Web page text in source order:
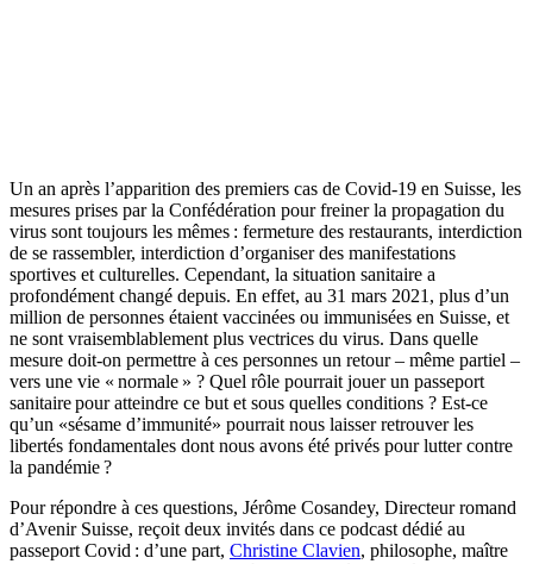
Un an après l’apparition des premiers cas de Covid-19 en Suisse, les
mesures prises par la Confédération pour freiner la propagation du
virus sont toujours les mêmes : fermeture des restaurants, interdiction
de se rassembler, interdiction d’organiser des manifestations
sportives et culturelles. Cependant, la situation sanitaire a
profondément changé depuis. En effet, au 31 mars 2021, plus d’un
million de personnes étaient vaccinées ou immunisées en Suisse, et
ne sont vraisemblablement plus vectrices du virus. Dans quelle
mesure doit-on permettre à ces personnes un retour – même partiel –
vers une vie « normale » ? Quel rôle pourrait jouer un passeport
sanitaire pour atteindre ce but et sous quelles conditions ? Est-ce
qu’un «sésame d’immunité» pourrait nous laisser retrouver les
libertés fondamentales dont nous avons été privés pour lutter contre
la pandémie ?
Pour répondre à ces questions, Jérôme Cosandey, Directeur romand
d’Avenir Suisse, reçoit deux invités dans ce podcast dédié au
passeport Covid : d’une part, Christine Clavien, philosophe, maître